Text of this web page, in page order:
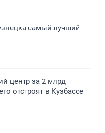
самый лучший
центр за 2 млрд
отстроят в Кузбассе